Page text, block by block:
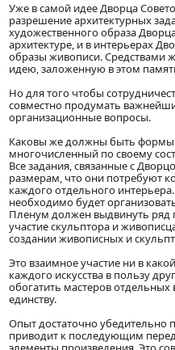
Уже в самой идее Дворца
разрешение архитектурных
художественного образа
архитектуре, и в интерьерах
образы живописи. Средствами
идею, заложенную в этом
Но для того чтобы
совместно продумать
организационные вопросы.
Каковы же должны быть формы
многочисленный по своему
Все задания, связанные с
размерам, что они потребуют
каждого отдельного
необходимо будет
Пленум должен выдвинуть ряд
участие скульптора и
создании живописных и
Это взаимное участие ни в
каждого искусства в пользу
обогатить мастеров отдельных
единству.
Опыт достаточно убедительно
приводит к последующим